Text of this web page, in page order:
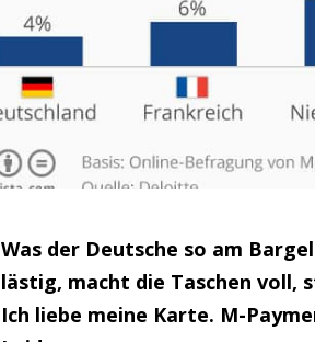
Was der Deutsche so am
lästig, macht die Taschen voll,
Ich liebe meine Karte. M-